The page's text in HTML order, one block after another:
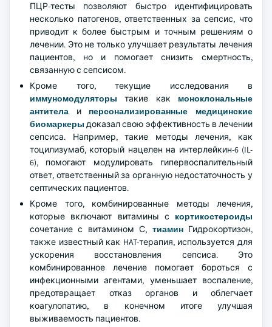
ПЦР-тесты позволяют быстро идентифицировать
несколько патогенов, ответственных за сепсис, что
приводит к более быстрым и точным решениям о
лечении. Это не только улучшает результаты лечения
пациентов, но и помогает снизить смертность,
связанную с сепсисом.
Кроме того, текущие исследования в
иммуномодуляторы такие как моноклональные
антитела и персонализированные медицинские
биомаркеры доказал свою эффективность в лечении
сепсиса. Например, такие методы лечения, как
тоцилизумаб, который нацелен на интерлейкин-6 (IL-
6), помогают модулировать гипервоспалительный
ответ, ответственный за органную недостаточность у
септических пациентов.
Кроме того, комбинированные методы лечения,
которые включают витамины с кортикостероиды
сочетание с витамином С, тиаминГидрокортизон,
также известный как HAT-терапия, используется для
ускорения восстановления сепсиса. Это
комбинированное лечение помогает бороться с
инфекционными агентами, уменьшает воспаление,
предотвращает отказ органов и облегчает
коагулопатию, в конечном итоге улучшая
выживаемость пациентов.